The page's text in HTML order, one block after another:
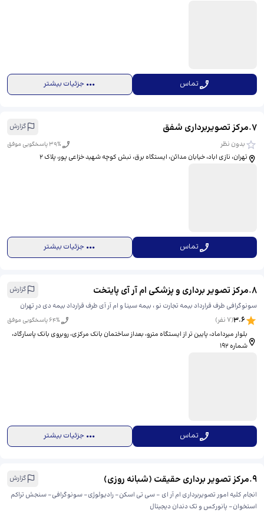
تماس جزئیات بیشتر
7
.مرکز تصویربرداری شفق
گزارش
بدون نظر
39% پاسخگویی موفق
تهران، نازی اباد، خیابان مدائن، ایستگاه برق، نبش کوچه شهید خزاعی پور، پلاک 2
تماس جزئیات بیشتر
8
.مرکز تصویر برداری و پزشکی ام آر آی پایتخت
گزارش
سونوگرافی طرف قرارداد بیمه تجارت نو ، بیمه سینا و ام آر آی طرف قرارداد بیمه دی در تهران
3.6
(
7 نفر) 64% پاسخگویی موفق
بلوار میرداماد، پایین تر از ايستگاه مترو، بعداز ساختمان بانک مرکزی، روبروی بانک پاسارگاد،
شماره 192
تماس جزئیات بیشتر
9
.مرکز تصویر برداری حقیقت (شبانه روزی)
گزارش
انجام کلیه امور تصویربرداری ام آر ای - سی تی اسکن- رادیولوژی- سونوگرافی- سنجش تراکم
استخوان- پانورکس و تک دندان دیجیتال